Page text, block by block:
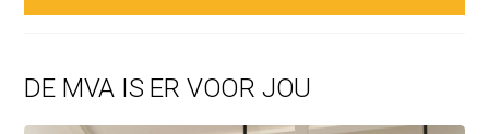
DE MVA IS ER VOOR JOU